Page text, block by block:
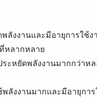
ลังงานและมีอายุการใช้
หลากหลาย
ระหยัดพลังงานมากกว่าห
ลังงานมากและมีอายุกา